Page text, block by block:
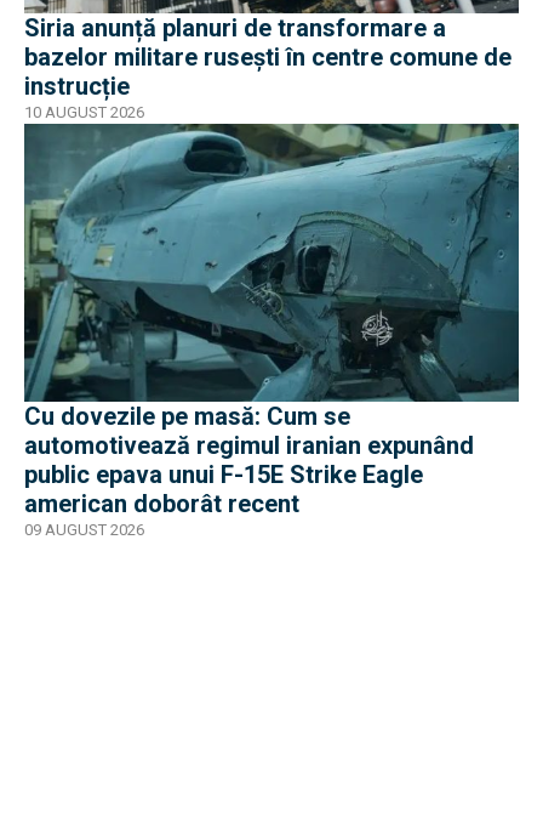
Siria anunță planuri de transformare a
bazelor militare rusești în centre comune de
instrucție
10 AUGUST 2026
Cu dovezile pe masă: Cum se
automotivează regimul iranian expunând
public epava unui F-15E Strike Eagle
american doborât recent
09 AUGUST 2026